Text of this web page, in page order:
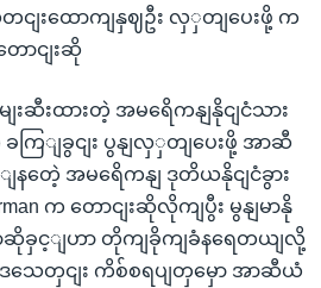
တငျးထောကျနှဈဦး လှှတျပေးဖို့ က
တောငျးဆို
ျးဆီးထားတဲ့ အမရေိကနျနိုငျငံသား
ကြျခွငျး ပွနျလှှတျပေးဖို့ အာဆီ
တေဲ့ အမရေိကနျ ဒုတိယနိုငျငံခွား
က တောငျးဆိုလိုကျပွီး မွနျမာနို
ာဆိုခှင့ျဟာ တိုကျခိုကျခံနရေတယျလို့
ဒသေတှငျး ကိစ်စရပျတှမှော အာဆီယံ